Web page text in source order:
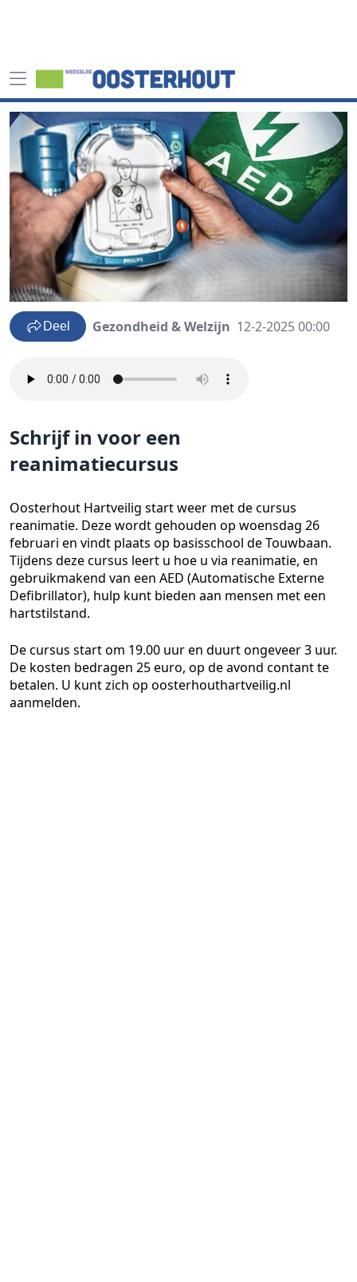
Deel Gezondheid & Welzijn 12-2-2025 00:00
Schrijf in voor een
reanimatiecursus
Oosterhout Hartveilig start weer met de cursus
reanimatie. Deze wordt gehouden op woensdag 26
februari en vindt plaats op basisschool de Touwbaan.
Tijdens deze cursus leert u hoe u via reanimatie, en
gebruikmakend van een AED (Automatische Externe
Defibrillator), hulp kunt bieden aan mensen met een
hartstilstand.
De cursus start om 19.00 uur en duurt ongeveer 3 uur.
De kosten bedragen 25 euro, op de avond contant te
betalen. U kunt zich op oosterhouthartveilig.nl
aanmelden.